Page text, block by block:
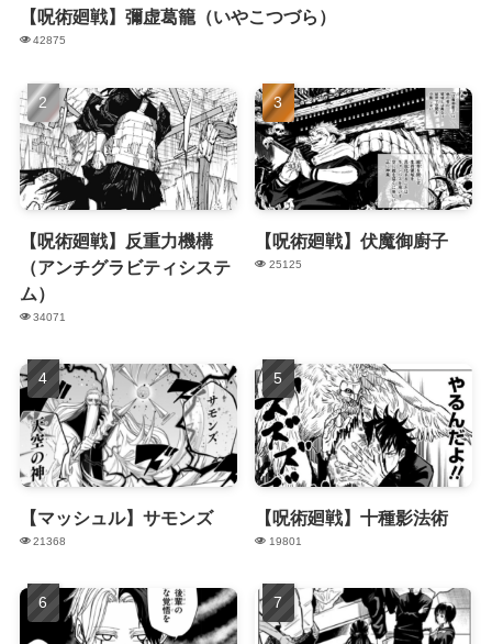
【呪術廻戦】彌虚葛籠（いやこつづら）
42875
【呪術廻戦】反重力機構
（アンチグラビティシステ
ム）
34071
【呪術廻戦】伏魔御廚子
25125
【マッシュル】サモンズ
21368
【呪術廻戦】十種影法術
19801